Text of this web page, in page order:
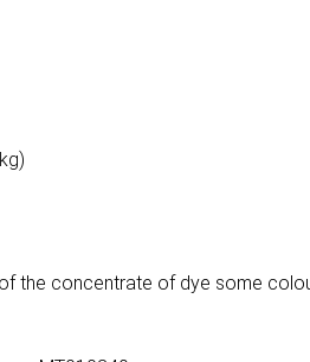
the concentrate of dye some